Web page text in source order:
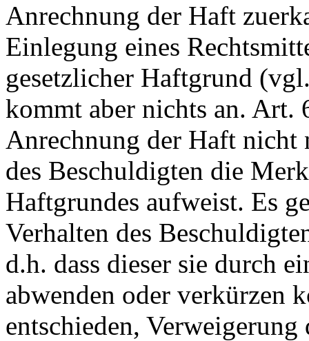
Anrechnung der Haft
Einlegung eines
gesetzlicher Haftgrund
kommt aber nichts an. Art.
Anrechnung der Haft nicht
des Beschuldigten die
Haftgrundes aufweist. Es
Verhalten des
d.h. dass dieser sie durch
abwenden oder verkürzen
entschieden,